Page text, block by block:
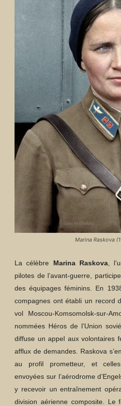
Marina Raskova
La célèbre Marina Raskova,
pilotes de l’avant-guerre,
des équipages féminins. En
compagnes ont établi un record
vol Moscou-Komsomolsk-sur-
nommées Héros de l’Union
diffuse un appel aux volontaires
afflux de demandes. Raskova
au profil prometteur, et
envoyées sur l’aérodrome
y recevoir un entraînement
division aérienne composite. Le